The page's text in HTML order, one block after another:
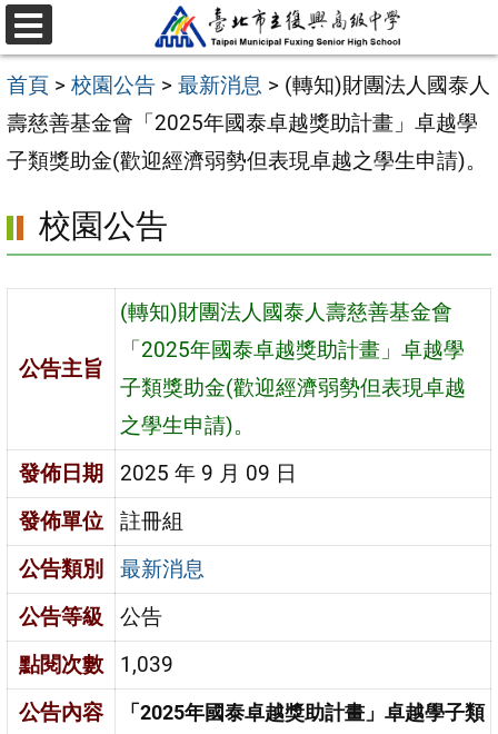
跳
至
主
要
內
區
選
單
首頁 > 校園公告 > 最新消息 > (轉知)財團法人國泰人
壽慈善基金會「2025年國泰卓越獎助計畫」卓越學
子類獎助金(歡迎經濟弱勢但表現卓越之學生申請)。
校園公告
公告主旨
(轉知)財團法人國泰人壽慈善基金會
「2025年國泰卓越獎助計畫」卓越學
子類獎助金(歡迎經濟弱勢但表現卓越
之學生申請)。
發佈日期
2025 年 9 月 09 日
發佈單位
註冊組
公告類別
最新消息
公告等級
公告
點閱次數
1,039
公告內容
「2025年國泰卓越獎助計畫」卓越學子類